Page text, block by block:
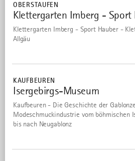
OBERSTAUFEN
13
Klettergarten Imberg - Sport
Klettergarten Imberg - Sport Hauber -
Allgäu
KAUFBEUREN
14
Isergebirgs-Museum
Kaufbeuren - Die Geschichte der
Modeschmuckindustrie vom böhmischen
bis nach Neugablonz